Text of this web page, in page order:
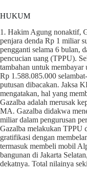
HUKUM
1. Hakim Agung nonaktif,
penjara denda Rp 1 miliar
pengganti selama 6 bulan,
pencucian uang (TPPU).
tambahan untuk
Rp 1.588.085.000
putusan dibacakan. Jaksa
mengatakan, hal yang
Gazalba adalah merusak
MA. Gazalba didakwa
miliar dalam pengurusan
Gazalba melakukan TPPU
gratifikasi dengan
termasuk membeli mobil
bangunan di Jakarta
dekatnya. Total nilainya